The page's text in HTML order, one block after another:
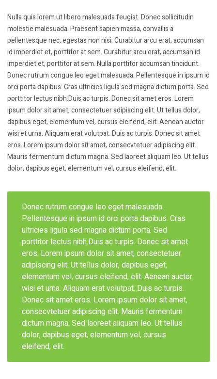
Nulla quis lorem ut libero malesuada feugiat. Donec sollicitudin
molestie malesuada. Praesent sapien massa, convallis a
pellentesque nec, egestas non nisi. Curabitur arcu erat, accumsan
id imperdiet et, porttitor at sem. Curabitur arcu erat, accumsan id
imperdiet et, porttitor at sem. Nulla porttitor accumsan tincidunt.
Donec rutrum congue leo eget malesuada. Pellentesque in ipsum id
orci porta dapibus. Cras ultricies ligula sed magna dictum porta. Sed
porttitor lectus nibh.Duis ac turpis. Donec sit amet eros. Lorem
ipsum dolor sit amet, consectetuer adipiscing elit. Ut tellus dolor,
dapibus eget, elementum vel, cursus eleifend, elit. Aenean auctor
wisi et urna. Aliquam erat volutpat. Duis ac turpis. Donec sit amet
eros. Lorem ipsum dolor sit amet, consecvtetuer adipiscing elit.
Mauris fermentum dictum magna. Sed laoreet aliquam leo. Ut tellus
dolor, dapibus eget, elementum vel, cursus eleifend, elit.
Donec rutrum congue leo eget malesuada.
Pellentesque in ipsum id orci porta dapibus. Cras
ultricies ligula sed magna dictum porta. Sed
porttitor lectus nibh.Duis ac turpis. Donec sit amet
eros. Lorem ipsum dolor sit amet, consectetuer
adipiscing elit. Ut tellus dolor, dapibus eget,
elementum vel, cursus eleifend, elit. Aenean auctor
wisi et urna. Aliquam erat volutpat. Duis ac turpis.
Donec sit amet eros. Lorem ipsum dolor sit amet,
consecvtetuer adipiscing elit. Mauris fermentum
dictum magna. Sed laoreet aliquam leo. Ut tellus
dolor, dapibus eget, elementum vel, cursus
eleifend, elit.